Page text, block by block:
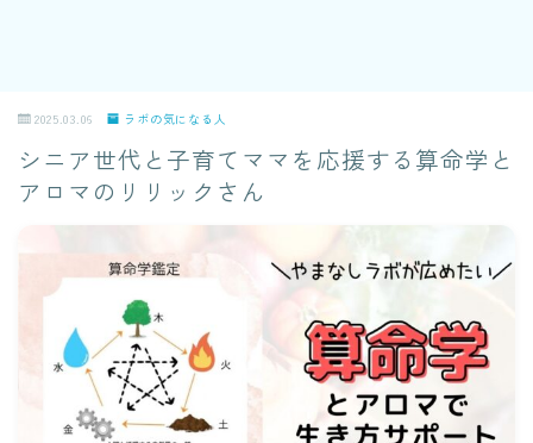
2025.03.06 ラボの気になる人
シニア世代と子育てママを応援する算命学と
アロマのリリックさん